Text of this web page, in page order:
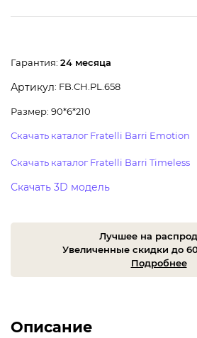
Гарантия: 24 месяца
Артикул: FB.CH.PL.658
Размер: 90*6*210
Скачать каталог Fratelli Barri Emotion
Скачать каталог Fratelli Barri Timeless
Скачать 3D модель
Лучшее на
Увеличенные скидки до
Подробнее
Описание